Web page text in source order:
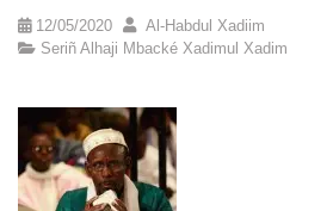
12/05/2020
Al-Habdul Xadiim
Seriñ Alhaji Mbacké Xadimul Xadim